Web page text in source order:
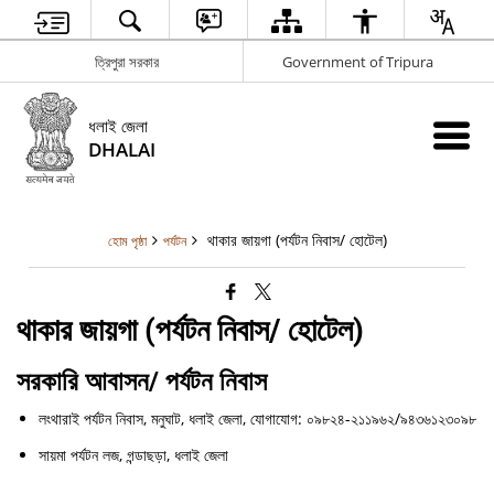
ত্রিপুরা সরকার Government of Tripura
ধলাই জেলা
DHALAI
হোম পৃষ্ঠা পর্যটন থাকার জায়গা (পর্যটন নিবাস/ হোটেল)
থাকার জায়গা (পর্যটন নিবাস/ হোটেল)
সরকারি আবাসন/ পর্যটন নিবাস
লংথারাই পর্যটন নিবাস, মনুঘাট, ধলাই জেলা, যোগাযোগ: ০৯৮২৪-২১১৯৬২/৯৪৩৬১২৩০৯৮
সায়মা পর্যটন লজ, গন্ডাছড়া, ধলাই জেলা